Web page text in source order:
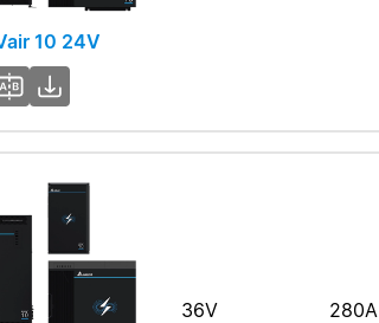
10 24V
36V 280A